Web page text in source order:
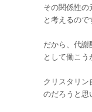
その関係性の
と考えるので
だから、代謝
として働こう
クリスタリン
のだろうと思